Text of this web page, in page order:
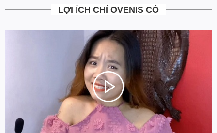
LỢI ÍCH CHỈ OVENIS CÓ